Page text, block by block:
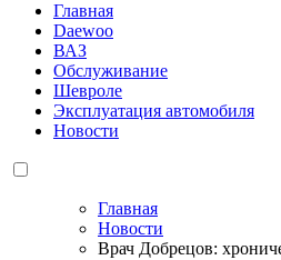
Главная
Daewoo
ВАЗ
Обслуживание
Шевроле
Эксплуатация автомобиля
Новости
Главная
Новости
Врач Добрецов: